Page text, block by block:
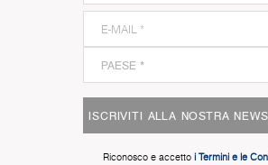
ISCRIVITI ALLA NOSTRA
Riconosco e accetto i Termini e le